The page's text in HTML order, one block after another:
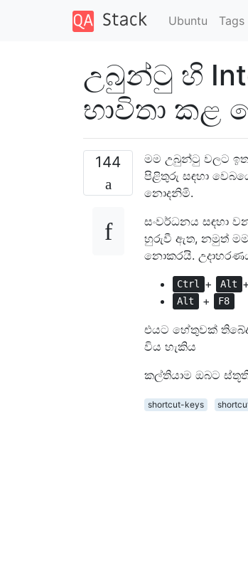
Ubuntu Tags
උබුන්ටු හි
භාවිතා කළ
144
මම උබුන්ටු වලට
පිළිතුරු සඳහා
නොදනිමි.
සංවර්ධනය සඳහා
හුරුවී ඇත, නමුත් මම
නොකරයි.
Ctrl + Alt +
Alt
+ F8
එයට හේතුවක්
විය හැකිය
කල්තියාම ඔබට
shortcut-keys